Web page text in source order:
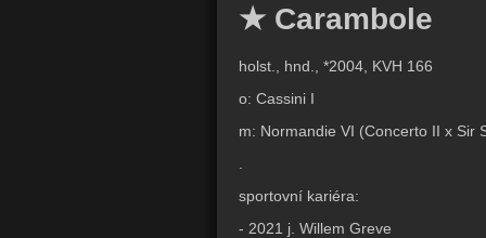
★ Carambole
holst., hnd., *2004, KVH 166
o: Cassini I
m: Normandie VI (Concerto II x Sir
sportovní kariéra:
- 2021 j. Willem Greve